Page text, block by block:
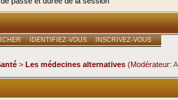
IDENTIFIEZ-VOUS INSCRIVEZ-VOUS
> Les médecines alternatives (Modérateur: